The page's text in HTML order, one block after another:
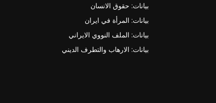
بيانات: حقوق الانسان
بيانات: المرأة في ايران
بيانات: الملف النووي الايراني
بيانات: الارهاب والتطرف الديني